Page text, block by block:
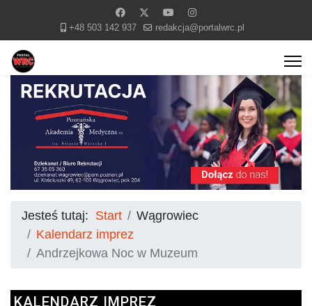
+48 503 142 937 redakcja@portalwrc.pl
Jesteś tutaj: Start
Wągrowiec
Kalendarz imprez
Andrzejkowa Noc w Muzeum
KALENDARZ IMPREZ